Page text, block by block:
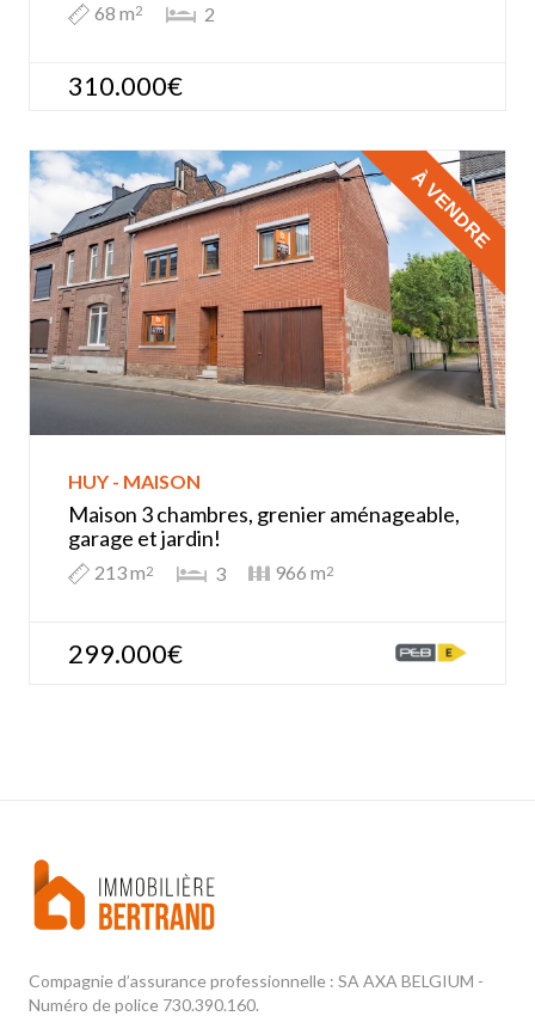
68 m2 2
310.000€
HUY - MAISON
Maison 3 chambres, grenier aménageable,
garage et jardin!
213 m2 3 966 m2
299.000€
À VENDRE
Compagnie d’assurance professionnelle : SA AXA BELGIUM -
Numéro de police 730.390.160.